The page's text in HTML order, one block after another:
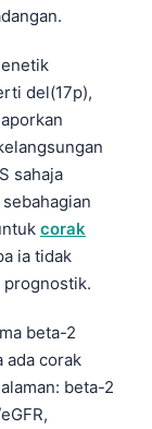
del(17p),
sahaja
corak
ia tidak
beta-2
ada corak
beta-2